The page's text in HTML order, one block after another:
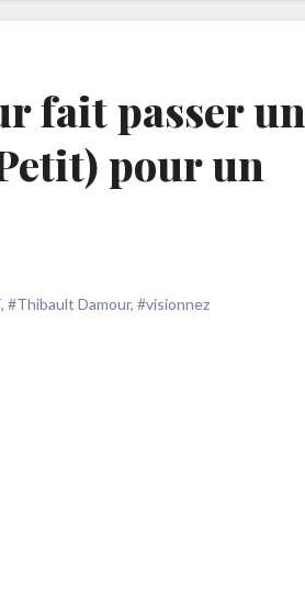
fait passer un
pour un
, #Thibault Damour, #visionnez